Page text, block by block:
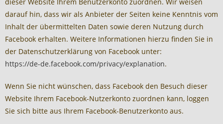
darauf hin, dass wir als Anbieter der Seiten keine Kenntnis vom
Inhalt der übermittelten Daten sowie deren Nutzung durch
Facebook erhalten. Weitere Informationen hierzu finden Sie in
der Datenschutzerklärung von Facebook unter:
https://de-de.facebook.com/privacy/explanation.
Wenn Sie nicht wünschen, dass Facebook den Besuch dieser
Website Ihrem Facebook-Nutzerkonto zuordnen kann, loggen
Sie sich bitte aus Ihrem Facebook-Benutzerkonto aus.